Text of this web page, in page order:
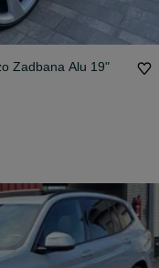
Zadbana Alu 19"